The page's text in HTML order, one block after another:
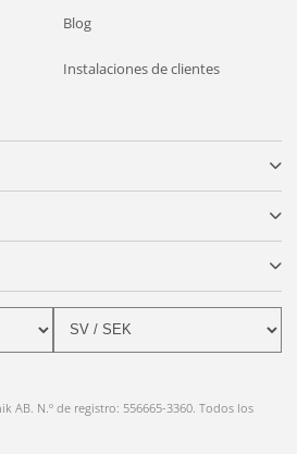
Blog
Instalaciones de clientes
AB. N.º de registro: 556665-3360. Todos los